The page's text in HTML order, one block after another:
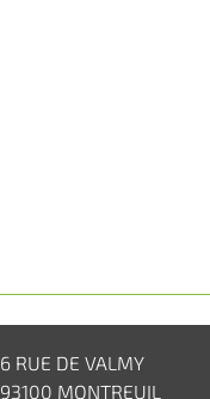
6 RUE DE VALMY
93100 MONTREUIL